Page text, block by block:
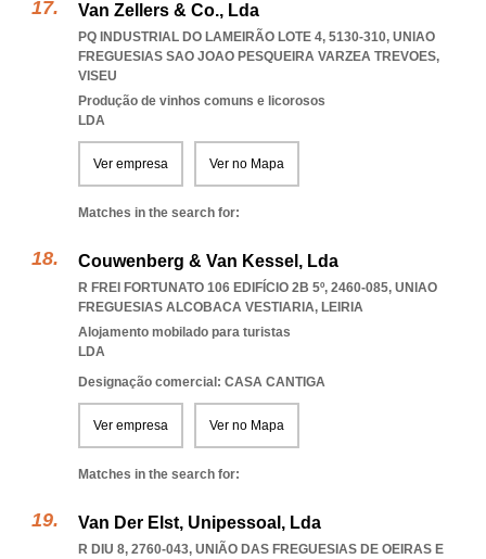
Van Zellers & Co., Lda
PQ INDUSTRIAL DO LAMEIRÃO LOTE 4, 5130-310, UNIAO
FREGUESIAS SAO JOAO PESQUEIRA VARZEA TREVOES,
VISEU
Produção de vinhos comuns e licorosos
LDA
Ver empresa Ver no Mapa
Matches in the search for:
Couwenberg & Van Kessel, Lda
R FREI FORTUNATO 106 EDIFÍCIO 2B 5º, 2460-085, UNIAO
FREGUESIAS ALCOBACA VESTIARIA, LEIRIA
Alojamento mobilado para turistas
LDA
Designação comercial: CASA CANTIGA
Ver empresa Ver no Mapa
Matches in the search for:
Van Der Elst, Unipessoal, Lda
R DIU 8, 2760-043, UNIÃO DAS FREGUESIAS DE OEIRAS E